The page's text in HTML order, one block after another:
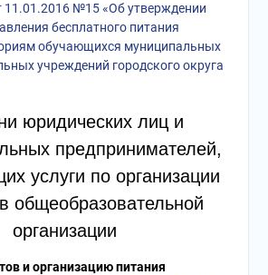
11.01.2016 №15 «Об утверждении
бесплатного питания
обучающихся муниципальных
учреждений городского округа
юридических лиц и
предпринимателей,
услуги по организации
общеобразовательной
организации
и организацию питания